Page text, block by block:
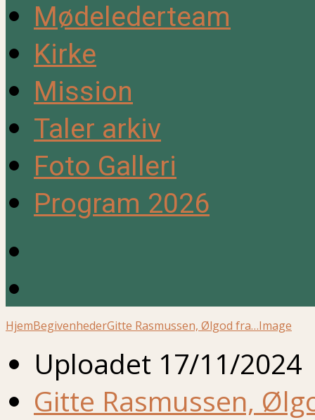
Mødelederteam
Kirke
Mission
Taler arkiv
Foto Galleri
Program 2026
HjemBegivenhederGitte Rasmussen, Ølgod fra…Image
Uploadet 17/11/2024
Gitte Rasmussen,